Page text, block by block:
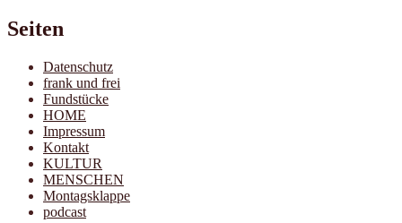
Seiten
Datenschutz
frank und frei
Fundstücke
HOME
Impressum
Kontakt
KULTUR
MENSCHEN
Montagsklappe
podcast